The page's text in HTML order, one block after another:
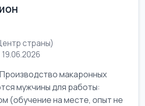
страны)
макаронных
мужчины для работы:
(обучение на месте, опыт не